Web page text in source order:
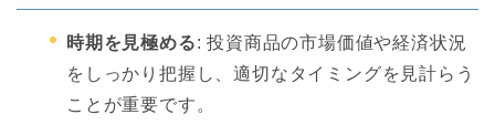
時期を見極める: 投資商品の市場価値や経済状況
をしっかり把握し、適切なタイミングを見計らう
ことが重要です。